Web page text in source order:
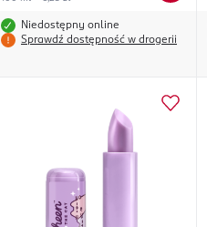
Niedostępny online
Sprawdź dostępność w drogerii